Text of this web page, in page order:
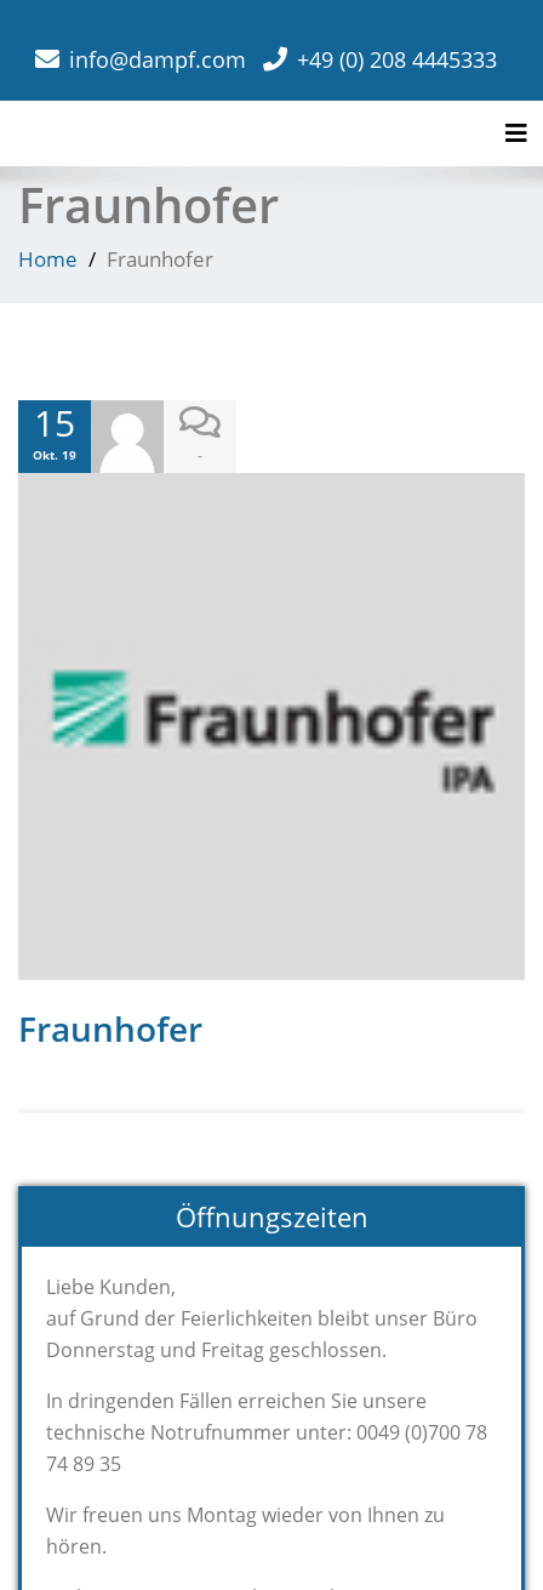
info@dampf.com +49 (0) 208 4445333
Fraunhofer
Home Fraunhofer
15
Okt. 19 -
Fraunhofer
Öffnungszeiten
Liebe Kunden,
auf Grund der Feierlichkeiten bleibt unser Büro
Donnerstag und Freitag geschlossen.
In dringenden Fällen erreichen Sie unsere
technische Notrufnummer unter: 0049 (0)700 78
74 89 35
Wir freuen uns Montag wieder von Ihnen zu
hören.